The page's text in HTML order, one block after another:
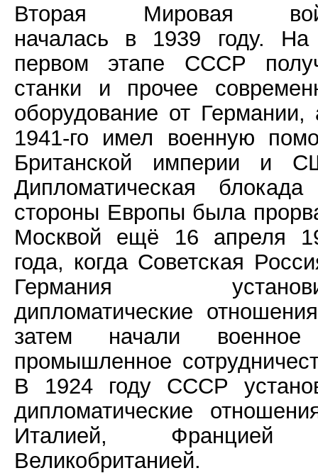
Вторая Мировая
началась в 1939 году.
первом этапе СССР
станки и прочее
оборудование от Германии,
1941-го имел военную
Британской империи и
Дипломатическая
стороны Европы была
Москвой ещё 16 апреля
года, когда Советская
Германия
дипломатические
затем начали
промышленное
В 1924 году СССР
дипломатические
Италией,
Великобританией.